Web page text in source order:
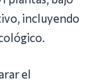
incluyendo
el